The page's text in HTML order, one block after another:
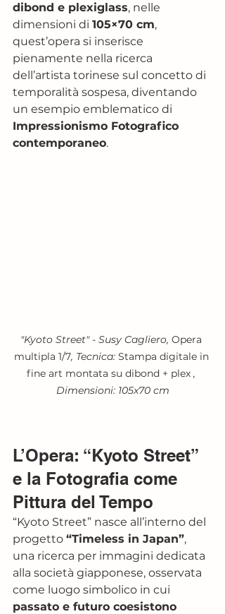
dibond e plexiglass, nelle
dimensioni di 105×70 cm,
quest’opera si inserisce
pienamente nella ricerca
dell’artista torinese sul concetto di
temporalità sospesa, diventando
un esempio emblematico di
Impressionismo Fotografico
contemporaneo.
"​​​​​​​Kyoto Street" - Susy Cagliero, Opera
multipla 1/7, Tecnica: Stampa digitale in
fine art montata su dibond + plex ,
Dimensioni: 105x70 cm
L’Opera: “Kyoto Street”
e la Fotografia come
Pittura del Tempo
“Kyoto Street” nasce all’interno del
progetto “Timeless in Japan”,
una ricerca per immagini dedicata
alla società giapponese, osservata
come luogo simbolico in cui
passato e futuro coesistono